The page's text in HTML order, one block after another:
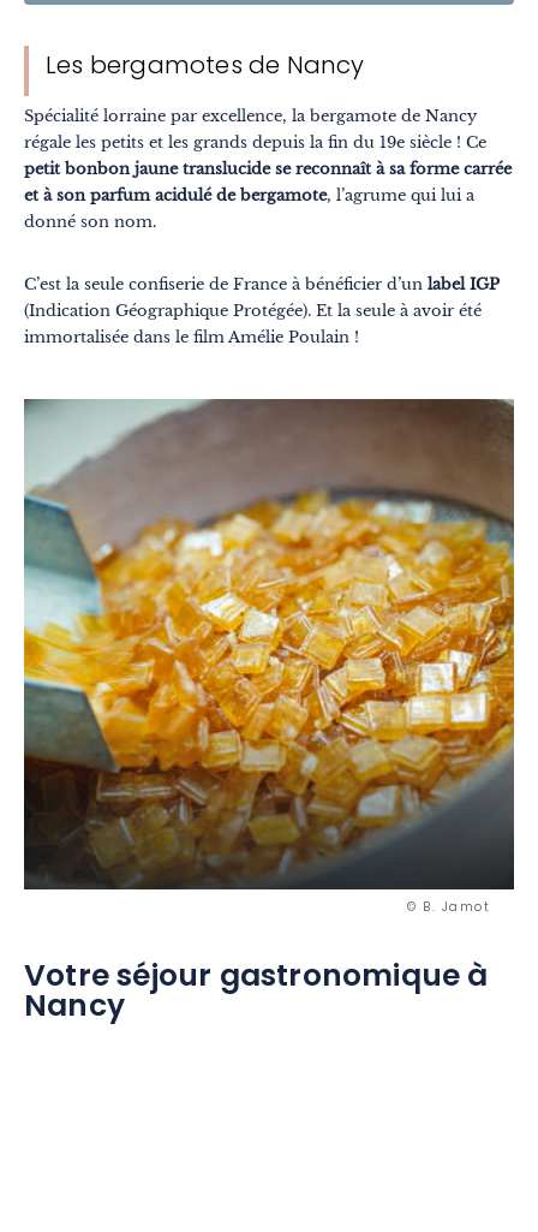
Les bergamotes de Nancy
Spécialité lorraine par excellence, la bergamote de Nancy
régale les petits et les grands depuis la fin du 19e siècle ! Ce
petit bonbon jaune translucide se reconnaît à sa forme carrée
et à son parfum acidulé de bergamote, l’agrume qui lui a
donné son nom.
C’est la seule confiserie de France à bénéficier d’un label IGP
(Indication Géographique Protégée). Et la seule à avoir été
immortalisée dans le film Amélie Poulain !
© B. Jamot
Votre séjour gastronomique à
Nancy